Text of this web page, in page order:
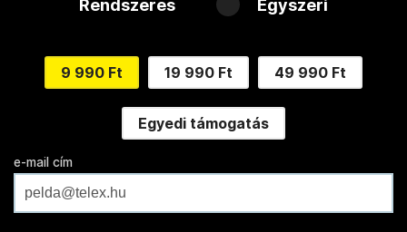
Rendszeres Egyszeri
9 990 Ft 19 990 Ft 49 990 Ft
Egyedi támogatás
e-mail cím